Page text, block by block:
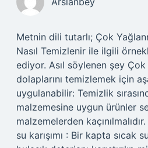
Metnin dili tutarlı; Çok
Nasıl Temizlenir ile ilgili
ediyor. Asıl söylenen şey
dolaplarını temizlemek için
uygulanabilir: Temizlik
malzemesine uygun ürünler
malzemelerden
su karışımı : Bir kapta sıcak